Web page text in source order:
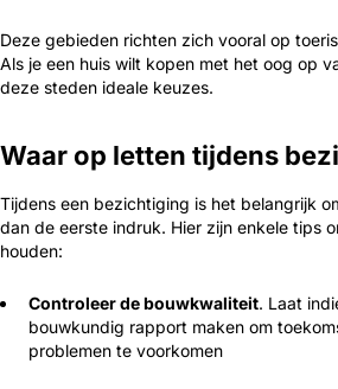
Deze gebieden richten zich vooral op
Als je een huis wilt kopen met het oog op
deze steden ideale keuzes.
Waar op letten tijdens
Tijdens een bezichtiging is het belangrijk
dan de eerste indruk. Hier zijn enkele tips
houden:
Controleer de bouwkwaliteit. Laat
bouwkundig rapport maken om
problemen te voorkomen